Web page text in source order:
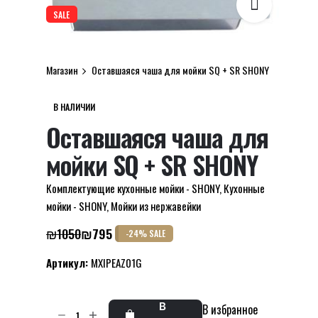
SALE
Магазин Оставшаяся чаша для мойки SQ + SR SHONY
В НАЛИЧИИ
Оставшаяся чаша для
мойки SQ + SR SHONY
Комплектующие кухонные мойки - SHONY,Кухонные
мойки - SHONY,Мойки из нержавейки
₪1050
Первоначальная
цена
₪795
Текущая
цена:
-24% SALE
Артикул: MXIPEAZ01G
Количество
В
В избранное